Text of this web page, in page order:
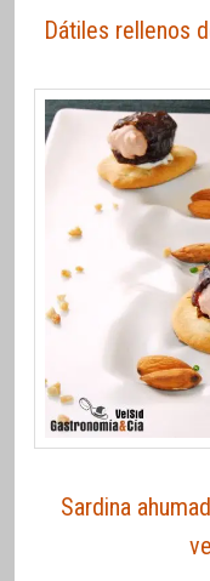
Dátiles rellenos
Sardina